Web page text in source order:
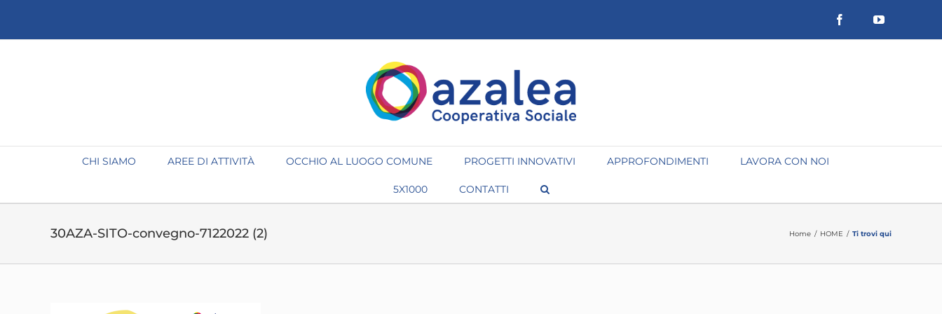
contenuto
FacebookYouTube
CHI SIAMO AREE DI ATTIVITÀ OCCHIO AL LUOGO COMUNE PROGETTI INNOVATIVI APPROFONDIMENTI LAVORA CON NOI
5X1000 CONTATTI
30AZA-SITO-convegno-7122022 (2) Home / HOME / Ti trovi qui